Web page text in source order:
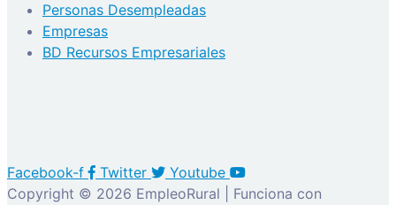
Personas Desempleadas
Empresas
BD Recursos Empresariales
Facebook-f Twitter
Youtube
Copyright © 2026 EmpleoRural | Funciona con